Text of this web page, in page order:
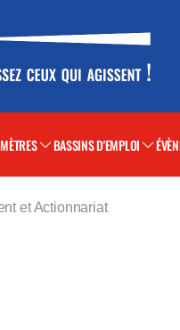
BASSINS D'EMPLOI
et Actionnariat